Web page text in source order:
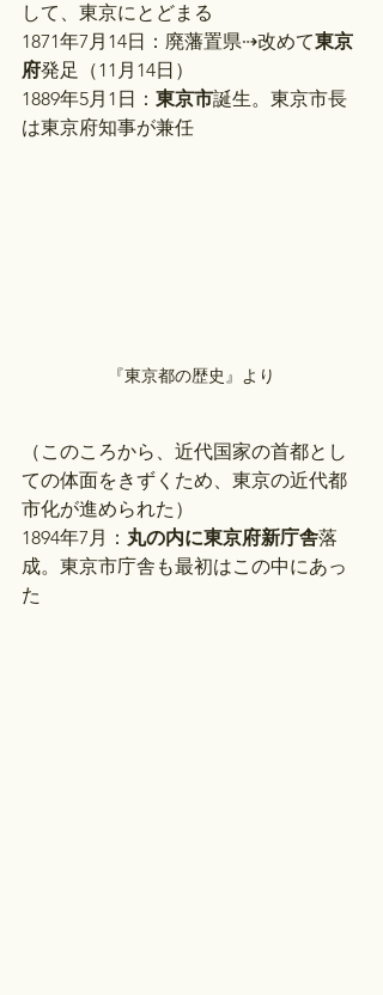
して、東京にとどまる
1871年7月14日：廃藩置県⇢改めて東京
府発足（11月14日）
1889年5月1日： 東京市誕生。東京市長
は東京府知事が兼任
『東京都の歴史』より
（このころから、近代国家の首都とし
ての体面をきずくため、東京の近代都
市化が進められた）
1894年7月： 丸の内に東京府新庁舎落
成。東京市庁舎も最初はこの中にあっ
た